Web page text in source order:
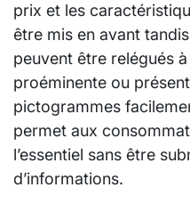
prix et les
être mis en avant
peuvent être relégués
proéminente ou
pictogrammes
permet aux
l’essentiel sans être
d’informations.